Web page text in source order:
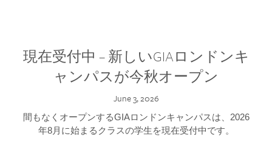
現在受付中 – 新しいGIAロンドンキ
ャンパスが今秋オープン
June 3, 2026
間もなくオープンするGIAロンドンキャンパスは、2026
年8月に始まるクラスの学生を現在受付中です。